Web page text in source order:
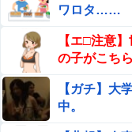
ワロタ……
【エ□注意
の子がこち
【ガチ】大
中。